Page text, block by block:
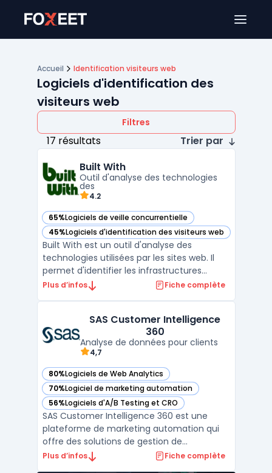
Accueil Identification visiteurs web
Logiciels d'identification des
visiteurs web
Filtres
17 résultats
Trier par
Built With
Outil d'analyse des technologies
des
4.2
65%Logiciels de veille concurrentielle
— voir Built With dans cette catégorie
45%Logiciels d'identification des visiteurs web
— voir Built With dans cette catégorie
Built With est un outil d'analyse des
technologies utilisées par les sites web. Il
permet d'identifier les infrastructures
technologiques d'un site, comme le CMS,
ainsi que d'autres composants clés utilisés
pour son fonctio ...
Plus d’infos Fiche complète
SAS Customer Intelligence
360
Analyse de données pour clients
4,7
80%Logiciels de Web Analytics
— voir SAS Customer Intelligence 360 dans cette catégorie
70%Logiciel de marketing automation
— voir SAS Customer Intelligence 360 dans cette catégorie
56%Logiciels d'A/B Testing et CRO
— voir SAS Customer Intelligence 360 dans cette catégorie
SAS Customer Intelligence 360 est une
plateforme de marketing automation qui
offre des solutions de gestion de
campagnes marketing multicanal, de
Plus d’infos Fiche complète